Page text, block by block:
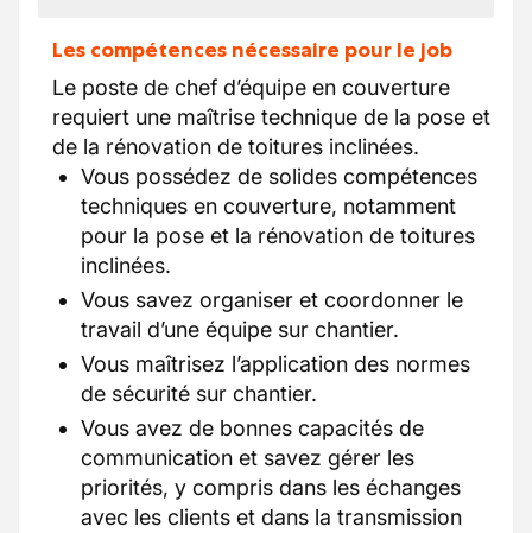
Les compétences nécessaire pour le job
Le poste de chef d’équipe en couverture
requiert une maîtrise technique de la pose et
de la rénovation de toitures inclinées.
Vous possédez de solides compétences
techniques en couverture, notamment
pour la pose et la rénovation de toitures
inclinées.
Vous savez organiser et coordonner le
travail d’une équipe sur chantier.
Vous maîtrisez l’application des normes
de sécurité sur chantier.
Vous avez de bonnes capacités de
communication et savez gérer les
priorités, y compris dans les échanges
avec les clients et dans la transmission